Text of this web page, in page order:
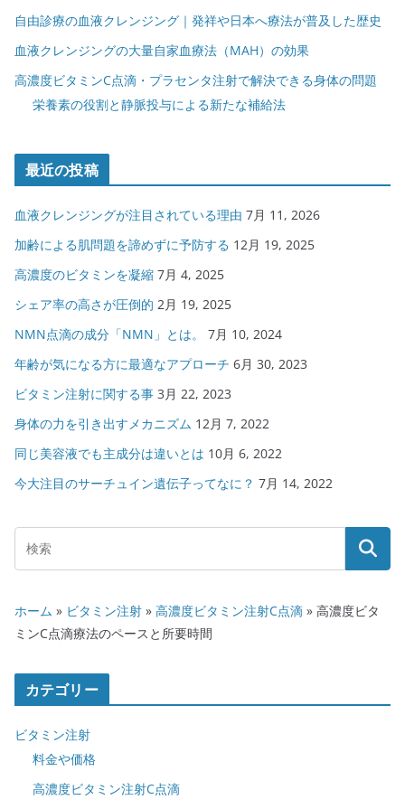
自由診療の血液クレンジング｜発祥や日本へ療法が普及した歴史
血液クレンジングの大量自家血療法（MAH）の効果
高濃度ビタミンC点滴・プラセンタ注射で解決できる身体の問題
栄養素の役割と静脈投与による新たな補給法
最近の投稿
血液クレンジングが注目されている理由 7月 11, 2026
加齢による肌問題を諦めずに予防する 12月 19, 2025
高濃度のビタミンを凝縮 7月 4, 2025
シェア率の高さが圧倒的 2月 19, 2025
NMN点滴の成分「NMN」とは。
7月 10, 2024
年齢が気になる方に最適なアプローチ 6月 30, 2023
ビタミン注射に関する事 3月 22, 2023
身体の力を引き出すメカニズム 12月 7, 2022
同じ美容液でも主成分は違いとは 10月 6, 2022
今大注目のサーチュイン遺伝子ってなに？ 7月 14, 2022
ホーム » ビタミン注射 » 高濃度ビタミン注射C点滴 » 高濃度ビタ
ミンC点滴療法のペースと所要時間
カテゴリー
ビタミン注射
料金や価格
高濃度ビタミン注射C点滴